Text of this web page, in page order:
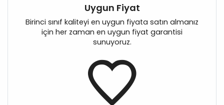
Uygun Fiyat
Birinci sınıf kaliteyi en uygun fiyata satın almanız
için her zaman en uygun fiyat garantisi
sunuyoruz.